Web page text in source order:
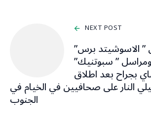
NEXT POST
” الاسوشيتد برس”
” سبوتنيك”
بجراح بعد اطلاق
النار على صحافيين في الخيام في
الجنوب